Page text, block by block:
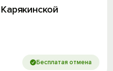
Бесплатая отмена